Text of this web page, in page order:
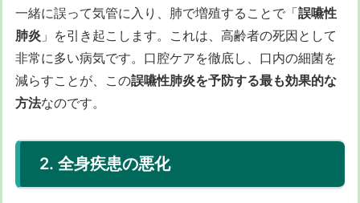
一緒に誤って気管に入り、肺で増殖することで「誤嚥性
肺炎 」を引き起こします。これは、高齢者の死因として
非常に多い病気です。口腔ケアを徹底し、口内の細菌を
減らすことが、この誤嚥性肺炎を予防する最も効果的な
方法なのです。
2. 全身疾患の悪化